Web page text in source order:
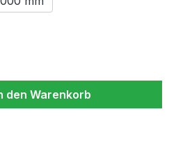
Wert
den Warenkorb